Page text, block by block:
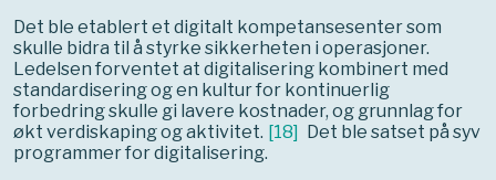
Det ble etablert et digitalt kompetansesenter som
skulle bidra til å styrke sikkerheten i operasjoner.
Ledelsen forventet at digitalisering kombinert med
standardisering og en kultur for kontinuerlig
forbedring skulle gi lavere kostnader, og grunnlag for
økt verdiskaping og aktivitet. [18] Det ble satset på syv
programmer for digitalisering.